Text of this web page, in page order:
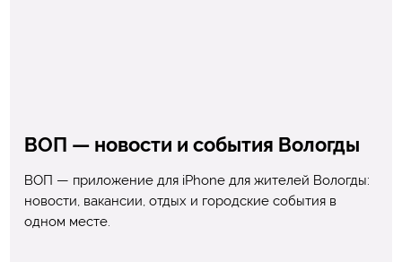
ВОП — новости и события Вологды
ВОП — приложение для iPhone для жителей Вологды:
новости, вакансии, отдых и городские события в
одном месте.